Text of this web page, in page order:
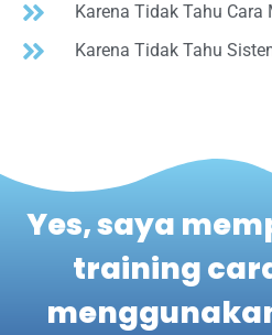
Karena Tidak Tahu
Karena Tidak Tahu
Yes, saya
training